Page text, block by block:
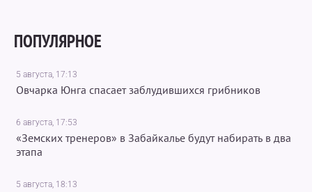
ПОПУЛЯРНОЕ
5 августа, 17:13
Овчарка Юнга спасает заблудившихся грибников
6 августа, 17:53
«Земских тренеров» в Забайкалье будут набирать в два
этапа
5 августа, 18:13